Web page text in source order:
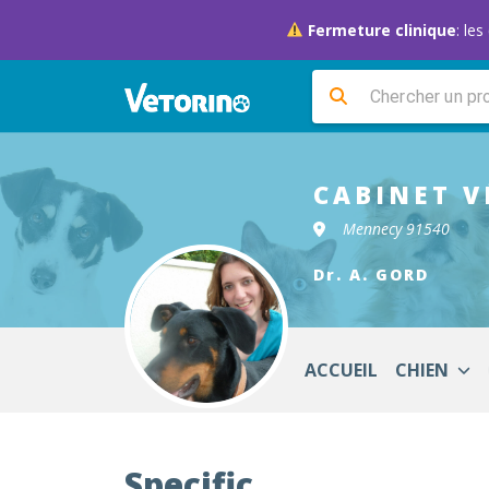
Fermeture clinique:
CABINET
Mennecy 91540
Dr. A. GORD
ACCUEIL CHIEN